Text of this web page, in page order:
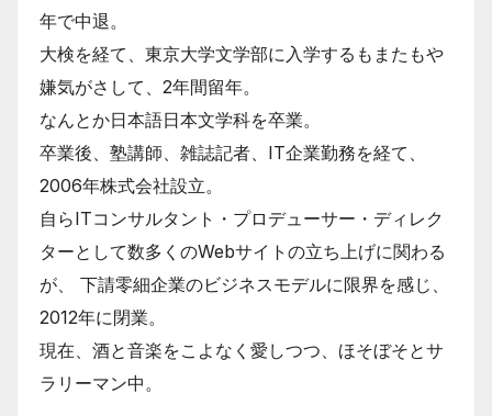
年で中退。
大検を経て、東京大学文学部に入学するもまたもや
嫌気がさして、2年間留年。
なんとか日本語日本文学科を卒業。
卒業後、塾講師、雑誌記者、IT企業勤務を経て、
2006年株式会社設立。
自らITコンサルタント・プロデューサー・ディレク
ターとして数多くのWebサイトの立ち上げに関わる
が、 下請零細企業のビジネスモデルに限界を感じ、
2012年に閉業。
現在、酒と音楽をこよなく愛しつつ、ほそぼそとサ
ラリーマン中。